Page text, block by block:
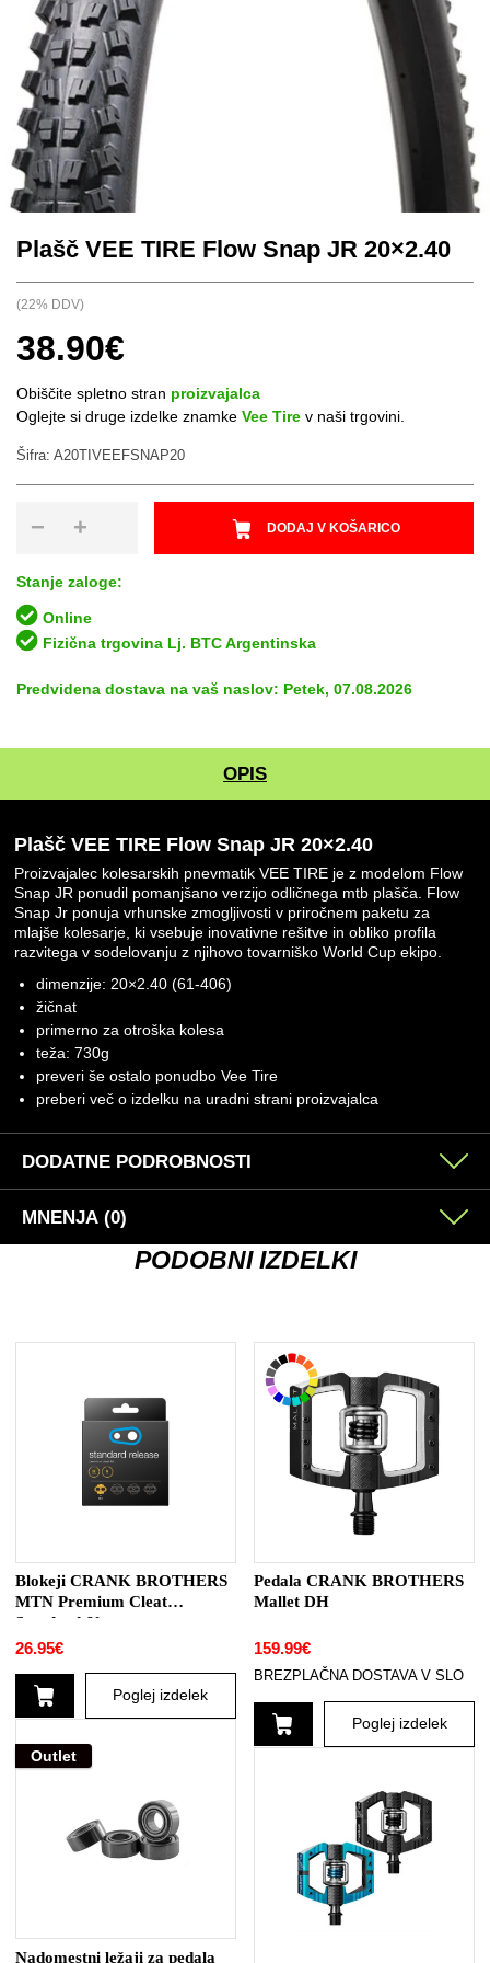
Plašč VEE TIRE Flow Snap JR 20×2.40
38.90€
(22% DDV)
−
VEE
Flow
Snap
JR
20x2.40
+ DODAJ V KOŠARICO
Obiščite spletno stran proizvajalca
Oglejte si druge izdelke znamke Vee Tire v naši trgovini.
Šifra: A20TIVEEFSNAP20
Stanje zaloge:
Online
Fizična trgovina Lj. BTC Argentinska
Predvidena dostava na vaš naslov: Petek, 07.08.2026
OPIS
Plašč VEE TIRE Flow Snap JR 20×2.40
Proizvajalec kolesarskih pnevmatik VEE TIRE je z modelom Flow
Snap JR ponudil pomanjšano verzijo odličnega mtb plašča. Flow
Snap Jr ponuja vrhunske zmogljivosti v priročnem paketu za
mlajše kolesarje, ki vsebuje inovativne rešitve in obliko profila
razvitega v sodelovanju z njihovo tovarniško World Cup ekipo.
dimenzije: 20×2.40 (61-406)
žičnat
primerno za otroška kolesa
teža: 730g
preveri še ostalo ponudbo Vee Tire
preberi več o izdelku na uradni strani proizvajalca
DODATNE PODROBNOSTI
MNENJA (0)
PODOBNI IZDELKI
Blokeji CRANK BROTHERS
MTN Premium Cleat
Standard 6°
26.95€
Poglej izdelek
Pedala CRANK BROTHERS
Mallet DH
159.99€
BREZPLAČNA DOSTAVA V SLO
Poglej izdelek
različic.
Možnosti
Outlet
Nadomestni ležaji za pedala